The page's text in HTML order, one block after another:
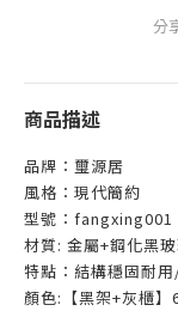
分
商品描述
品牌：璽源居
風格：現代簡約
型號：fangxing001
材質: 金屬+鋼化黑
特點：結構穩固耐
顏色:【黑架+灰櫃】